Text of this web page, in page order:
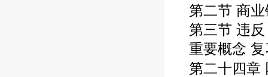
第二节 商
第三节 违
重要概念
第二十四章